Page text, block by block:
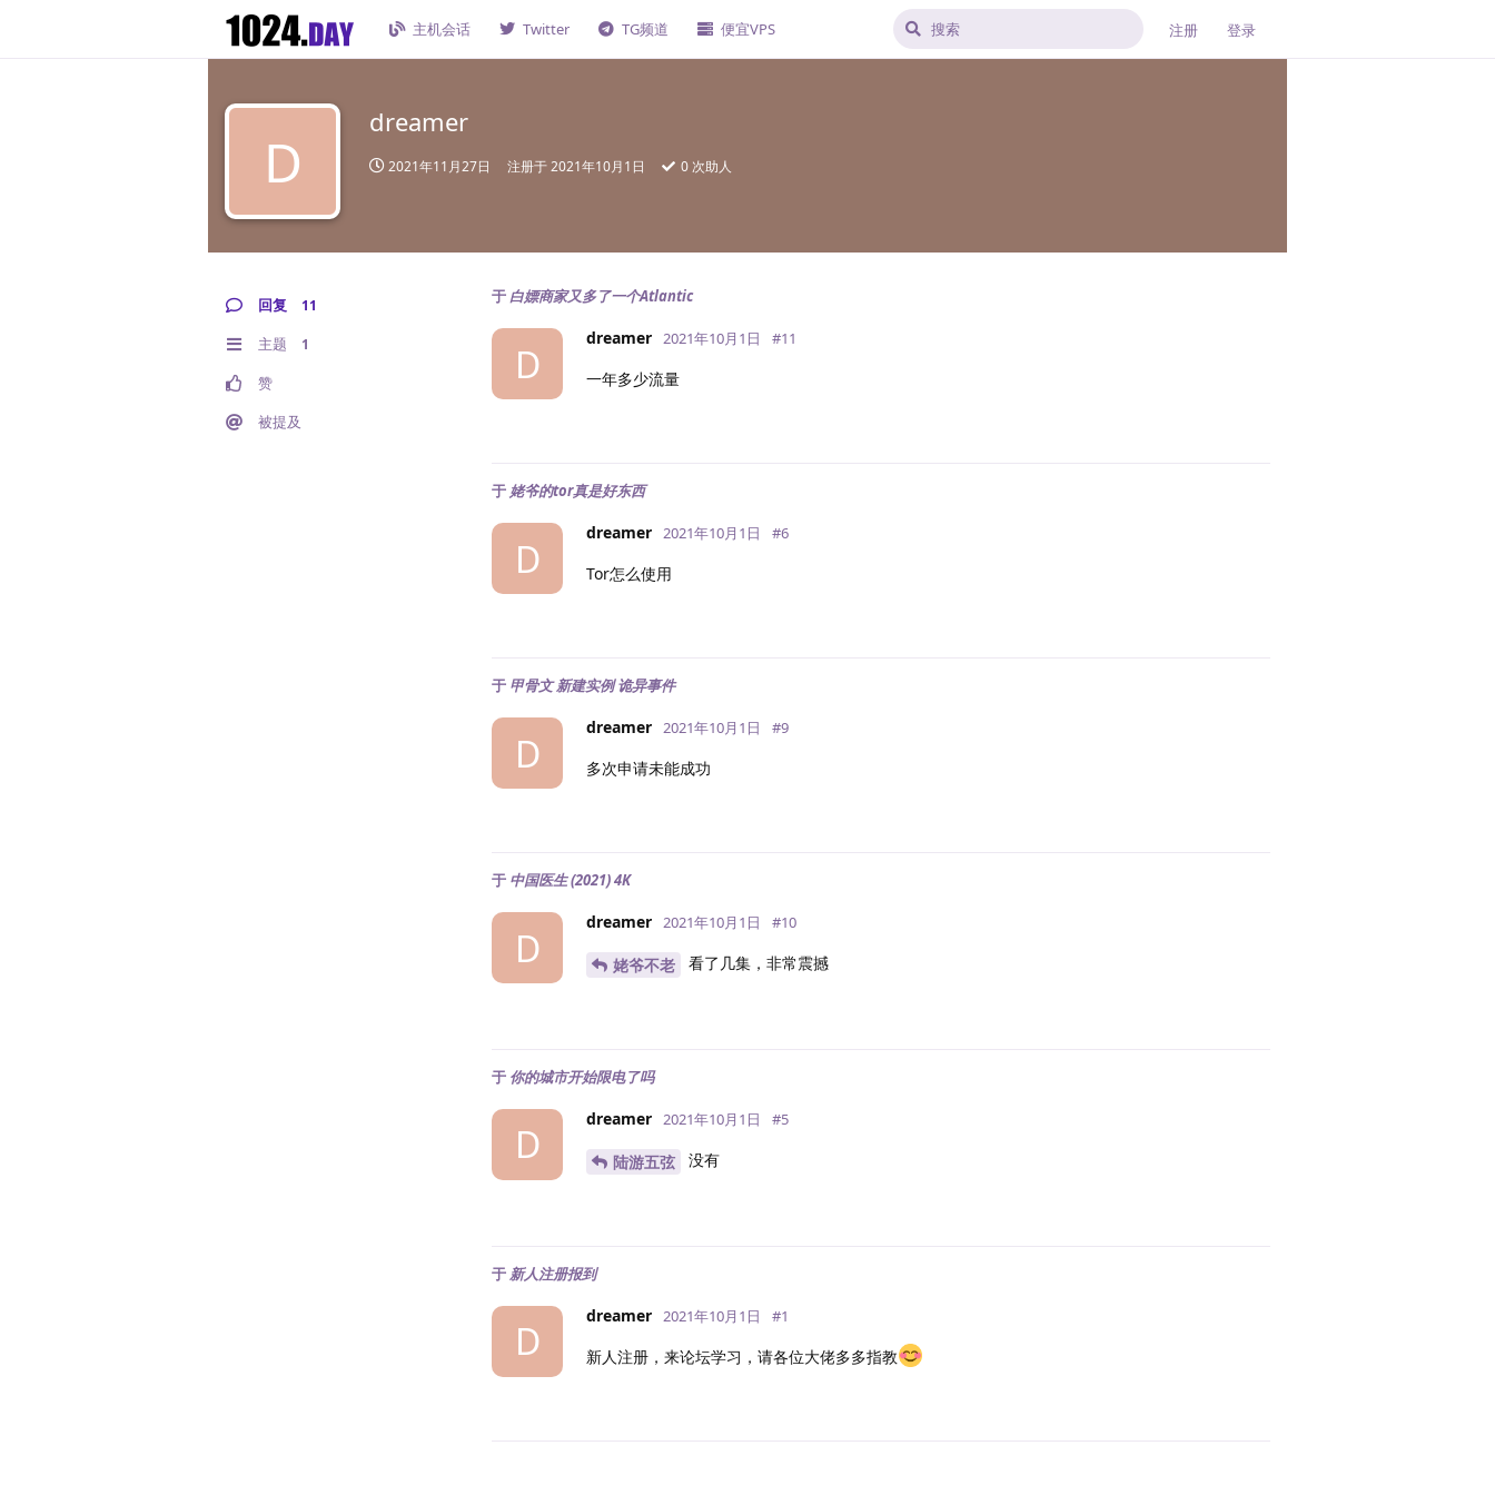
主机会话 Twitter TG频道 便宜VPS 注册 登录
D
dreamer
2021年11月27日 注册于2021年10月1日 0 次助人
回复 11
主题 1
赞
被提及
于 白嫖商家又多了一个Atlantic
D
dreamer 2021年10月1日 #11
一年多少流量
于 姥爷的tor真是好东西
D
dreamer 2021年10月1日 #6
Tor怎么使用
于 甲骨文 新建实例 诡异事件
D
dreamer 2021年10月1日 #9
多次申请未能成功
于 中国医生 (2021) 4K
D
dreamer 2021年10月1日 #10
姥爷不老 看了几集，非常震撼
于 你的城市开始限电了吗
D
dreamer 2021年10月1日 #5
陆游五弦 没有
于 新人注册报到
D
dreamer 2021年10月1日 #1
新人注册，来论坛学习，请各位大佬多多指教